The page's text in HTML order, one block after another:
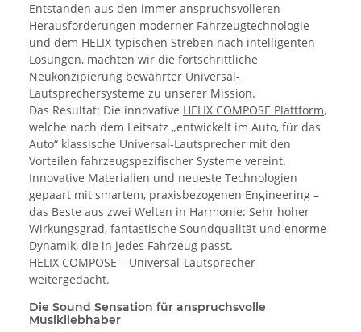
Entstanden aus den immer anspruchsvolleren
Herausforderungen moderner Fahrzeugtechnologie
und dem HELIX-typischen Streben nach intelligenten
Lösungen, machten wir die fortschrittliche
Neukonzipierung bewährter Universal-
Lautsprechersysteme zu unserer Mission.
Das Resultat: Die innovative HELIX COMPOSE Plattform,
welche nach dem Leitsatz „entwickelt im Auto, für das
Auto“ klassische Universal-Lautsprecher mit den
Vorteilen fahrzeugspezifischer Systeme vereint.
Innovative Materialien und neueste Technologien
gepaart mit smartem, praxisbezogenen Engineering –
das Beste aus zwei Welten in Harmonie: Sehr hoher
Wirkungsgrad, fantastische Soundqualität und enorme
Dynamik, die in jedes Fahrzeug passt.
HELIX COMPOSE – Universal-Lautsprecher
weitergedacht.
Die Sound Sensation für anspruchsvolle
Musikliebhaber